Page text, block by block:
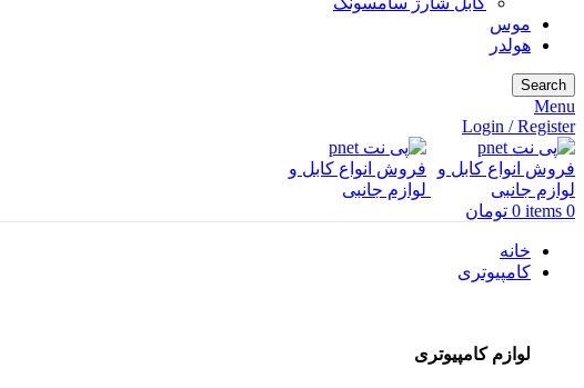
موس
هولدر
Search
Menu
Login / Register
0
items
0 تومان
خانه
کامپیوتری
لوازم کامپیوتری